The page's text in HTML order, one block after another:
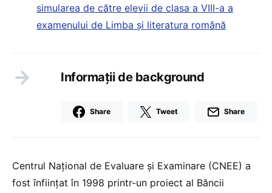
simularea de către elevii de clasa a VIII-a a
examenului de Limba și literatura română
Informații de background
Share Tweet Share
Centrul Naţional de Evaluare şi Examinare (CNEE) a
fost înfiinţat în 1998 printr-un proiect al Băncii